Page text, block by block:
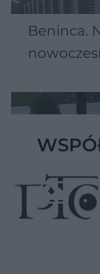
Beninca.